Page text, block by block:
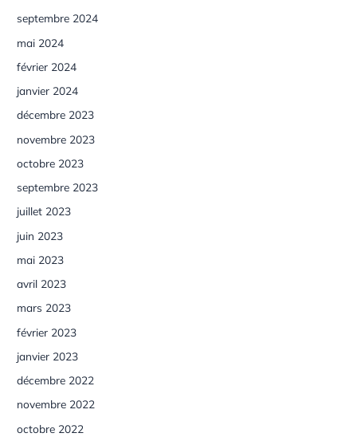
septembre 2024
mai 2024
février 2024
janvier 2024
décembre 2023
novembre 2023
octobre 2023
septembre 2023
juillet 2023
juin 2023
mai 2023
avril 2023
mars 2023
février 2023
janvier 2023
décembre 2022
novembre 2022
octobre 2022